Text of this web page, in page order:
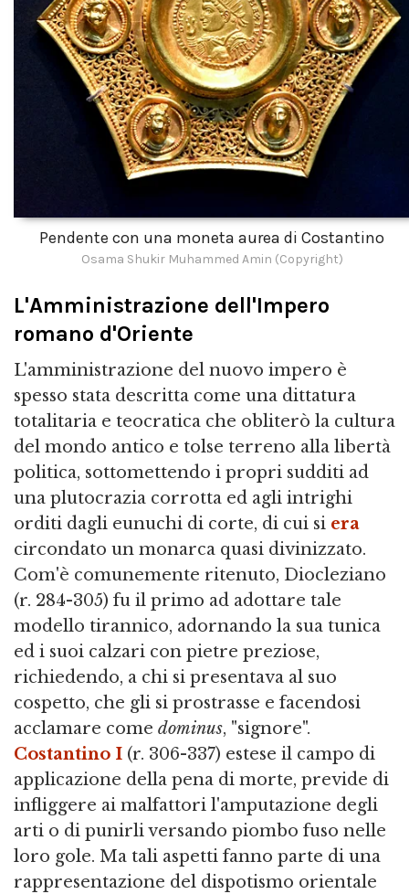
Pendente con una moneta aurea di Costantino
Osama Shukir Muhammed Amin (Copyright)
L'Amministrazione dell'Impero
romano d'Oriente
L'amministrazione del nuovo impero è
spesso stata descritta come una dittatura
totalitaria e teocratica che obliterò la cultura
del mondo antico e tolse terreno alla libertà
politica, sottomettendo i propri sudditi ad
una plutocrazia corrotta ed agli intrighi
orditi dagli eunuchi di corte, di cui si era
circondato un monarca quasi divinizzato.
Com'è comunemente ritenuto, Diocleziano
(r. 284-305) fu il primo ad adottare tale
modello tirannico, adornando la sua tunica
ed i suoi calzari con pietre preziose,
richiedendo, a chi si presentava al suo
cospetto, che gli si prostrasse e facendosi
acclamare come dominus, "signore".
Costantino I (r. 306-337) estese il campo di
applicazione della pena di morte, previde di
infliggere ai malfattori l'amputazione degli
arti o di punirli versando piombo fuso nelle
loro gole. Ma tali aspetti fanno parte di una
rappresentazione del dispotismo orientale